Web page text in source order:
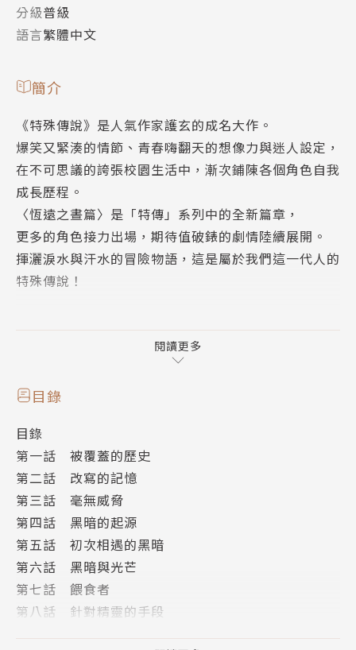
分級普級
語言繁體中文
簡介
《特殊傳說》是人氣作家護玄的成名大作。
爆笑又緊湊的情節、青春嗨翻天的想像力與迷人設定，
在不可思議的誇張校園生活中，漸次鋪陳各個角色自我
成長歷程。
〈恆遠之晝篇〉是「特傳」系列中的全新篇章，
更多的角色接力出場，期待值破錶的劇情陸續展開。
揮灑淚水與汗水的冒險物語，這是屬於我們這一代人的
特殊傳說！
黑色的力量不能出現在此世界運行的時間中。
學長才剛復甦，卻一腳踏入黑色世界，
更獲知自己的記憶與力量早被動了手腳！
在賽塔帶領下，這趟拜訪對眾人未來有著重要意義。
遭黑暗扭曲的生命能否重返世界尚且未知，
鬼王獠牙卻無預警吻上了夏碎脖子？
戰牙幽鬼壁畫記載的隱藏版歷史，
與學長等人將進行的計畫有著莫名關聯。
王族精靈與陰影這對白與黑的搭檔，
緣起於一段千年前的奇妙相遇......
閱讀更多
目錄
目錄
第一話 被覆蓋的歷史
第二話 改寫的記憶
第三話 毫無威脅
第四話 黑暗的起源
第五話 初次相遇的黑暗
第六話 黑暗與光芒
第七話 餵食者
第八話 針對精靈的手段